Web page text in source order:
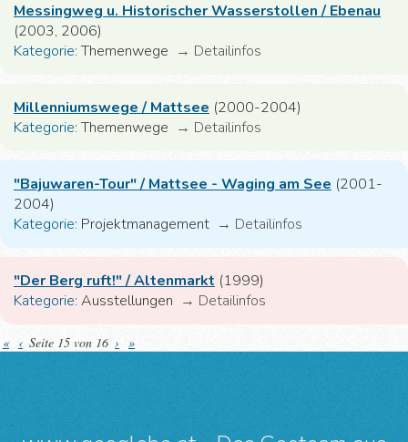
Messingweg u. Historischer Wasserstollen / Ebenau
(2003, 2006)
Kategorie:Themenwege → Detailinfos
Millenniumswege / Mattsee (2000-2004)
Kategorie:Themenwege → Detailinfos
"Bajuwaren-Tour" / Mattsee - Waging am See (2001-
2004)
Kategorie: Projektmanagement → Detailinfos
"Der Berg ruft!" / Altenmarkt (1999)
Kategorie: Ausstellungen → Detailinfos
« ‹ Seite 15 von 16 › »